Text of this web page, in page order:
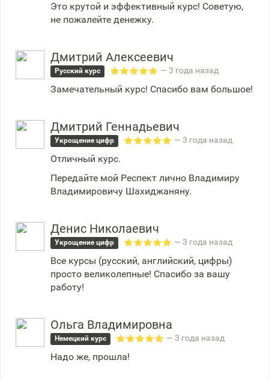
Это крутой и эффективный курс! Советую,
не пожалейте денежку.
Дмитрий Алексеевич
Русский курс — 3 года назад
Замечательный курс! Спасибо вам большое!
Дмитрий Геннадьевич
Укрощение цифр — 3 года назад
Отличный курс.
Передайте мой Респект лично Владимиру
Владимировичу Шахиджаняну.
Денис Николаевич
Укрощение цифр — 3 года назад
Все курсы (русский, английский, цифры)
просто великолепные! Спасибо за вашу
работу!
Ольга Владимировна
Немецкий курс — 3 года назад
Надо же, прошла!